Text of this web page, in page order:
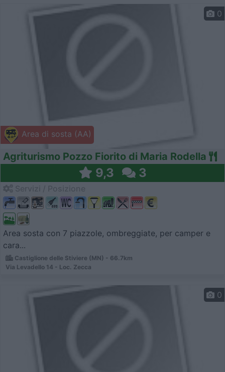
Area di sosta (AA)
0
Agriturismo Pozzo Fiorito di Maria Rodella
9,3 3
Area sosta con 7 piazzole, ombreggiate, per camper e
cara...
Castiglione delle Stiviere (MN) - 66.7km
Via Levadello 14 - Loc. Zecca
0